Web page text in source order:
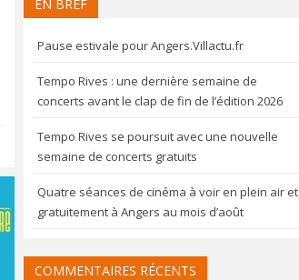
EN BREF
Pause estivale pour Angers.Villactu.fr
Tempo Rives : une dernière semaine de
concerts avant le clap de fin de l’édition 2026
Tempo Rives se poursuit avec une nouvelle
semaine de concerts gratuits
Quatre séances de cinéma à voir en plein air et
gratuitement à Angers au mois d’août
COMMENTAIRES RÉCENTS